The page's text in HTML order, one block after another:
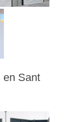
en Sant